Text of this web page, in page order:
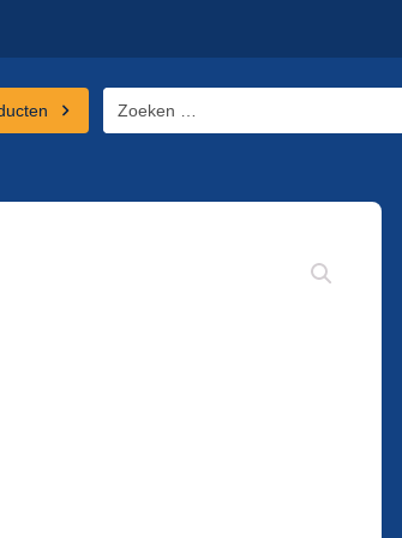
naar: